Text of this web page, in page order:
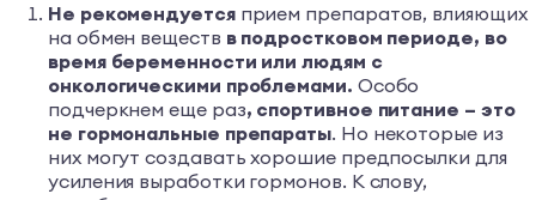
Не рекомендуетсяприем препаратов, влияющих
на обмен веществ в подростковом периоде, во
время беременности или людям с
онкологическими проблемами. Особо
подчеркнем еще раз, спортивное питание – это
не гормональные препараты. Но некоторые из
них могут создавать хорошие предпосылки для
усиления выработки гормонов. К слову,